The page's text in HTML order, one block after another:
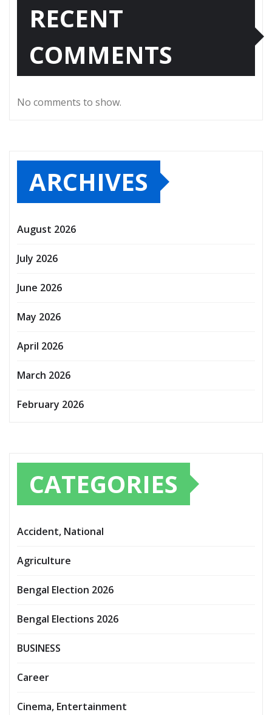
RECENT
COMMENTS
No comments to show.
ARCHIVES
August 2026
July 2026
June 2026
May 2026
April 2026
March 2026
February 2026
CATEGORIES
Accident, National
Agriculture
Bengal Election 2026
Bengal Elections 2026
BUSINESS
Career
Cinema, Entertainment